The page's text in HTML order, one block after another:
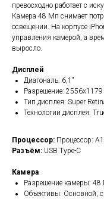
превосходно работает с
Камера 48 Мп снимает
освещении. На корпусе
управления камерой, а
выросло.
Дисплей
Диагональ: 6,1"
Разрешение: 2556x1179
Тип дисплея: Super
Технологии дисплея:
Процессор: Процессор:
Разъём: USB Type-C
Камера
Разрешение камеры:
Объективы: Основной,